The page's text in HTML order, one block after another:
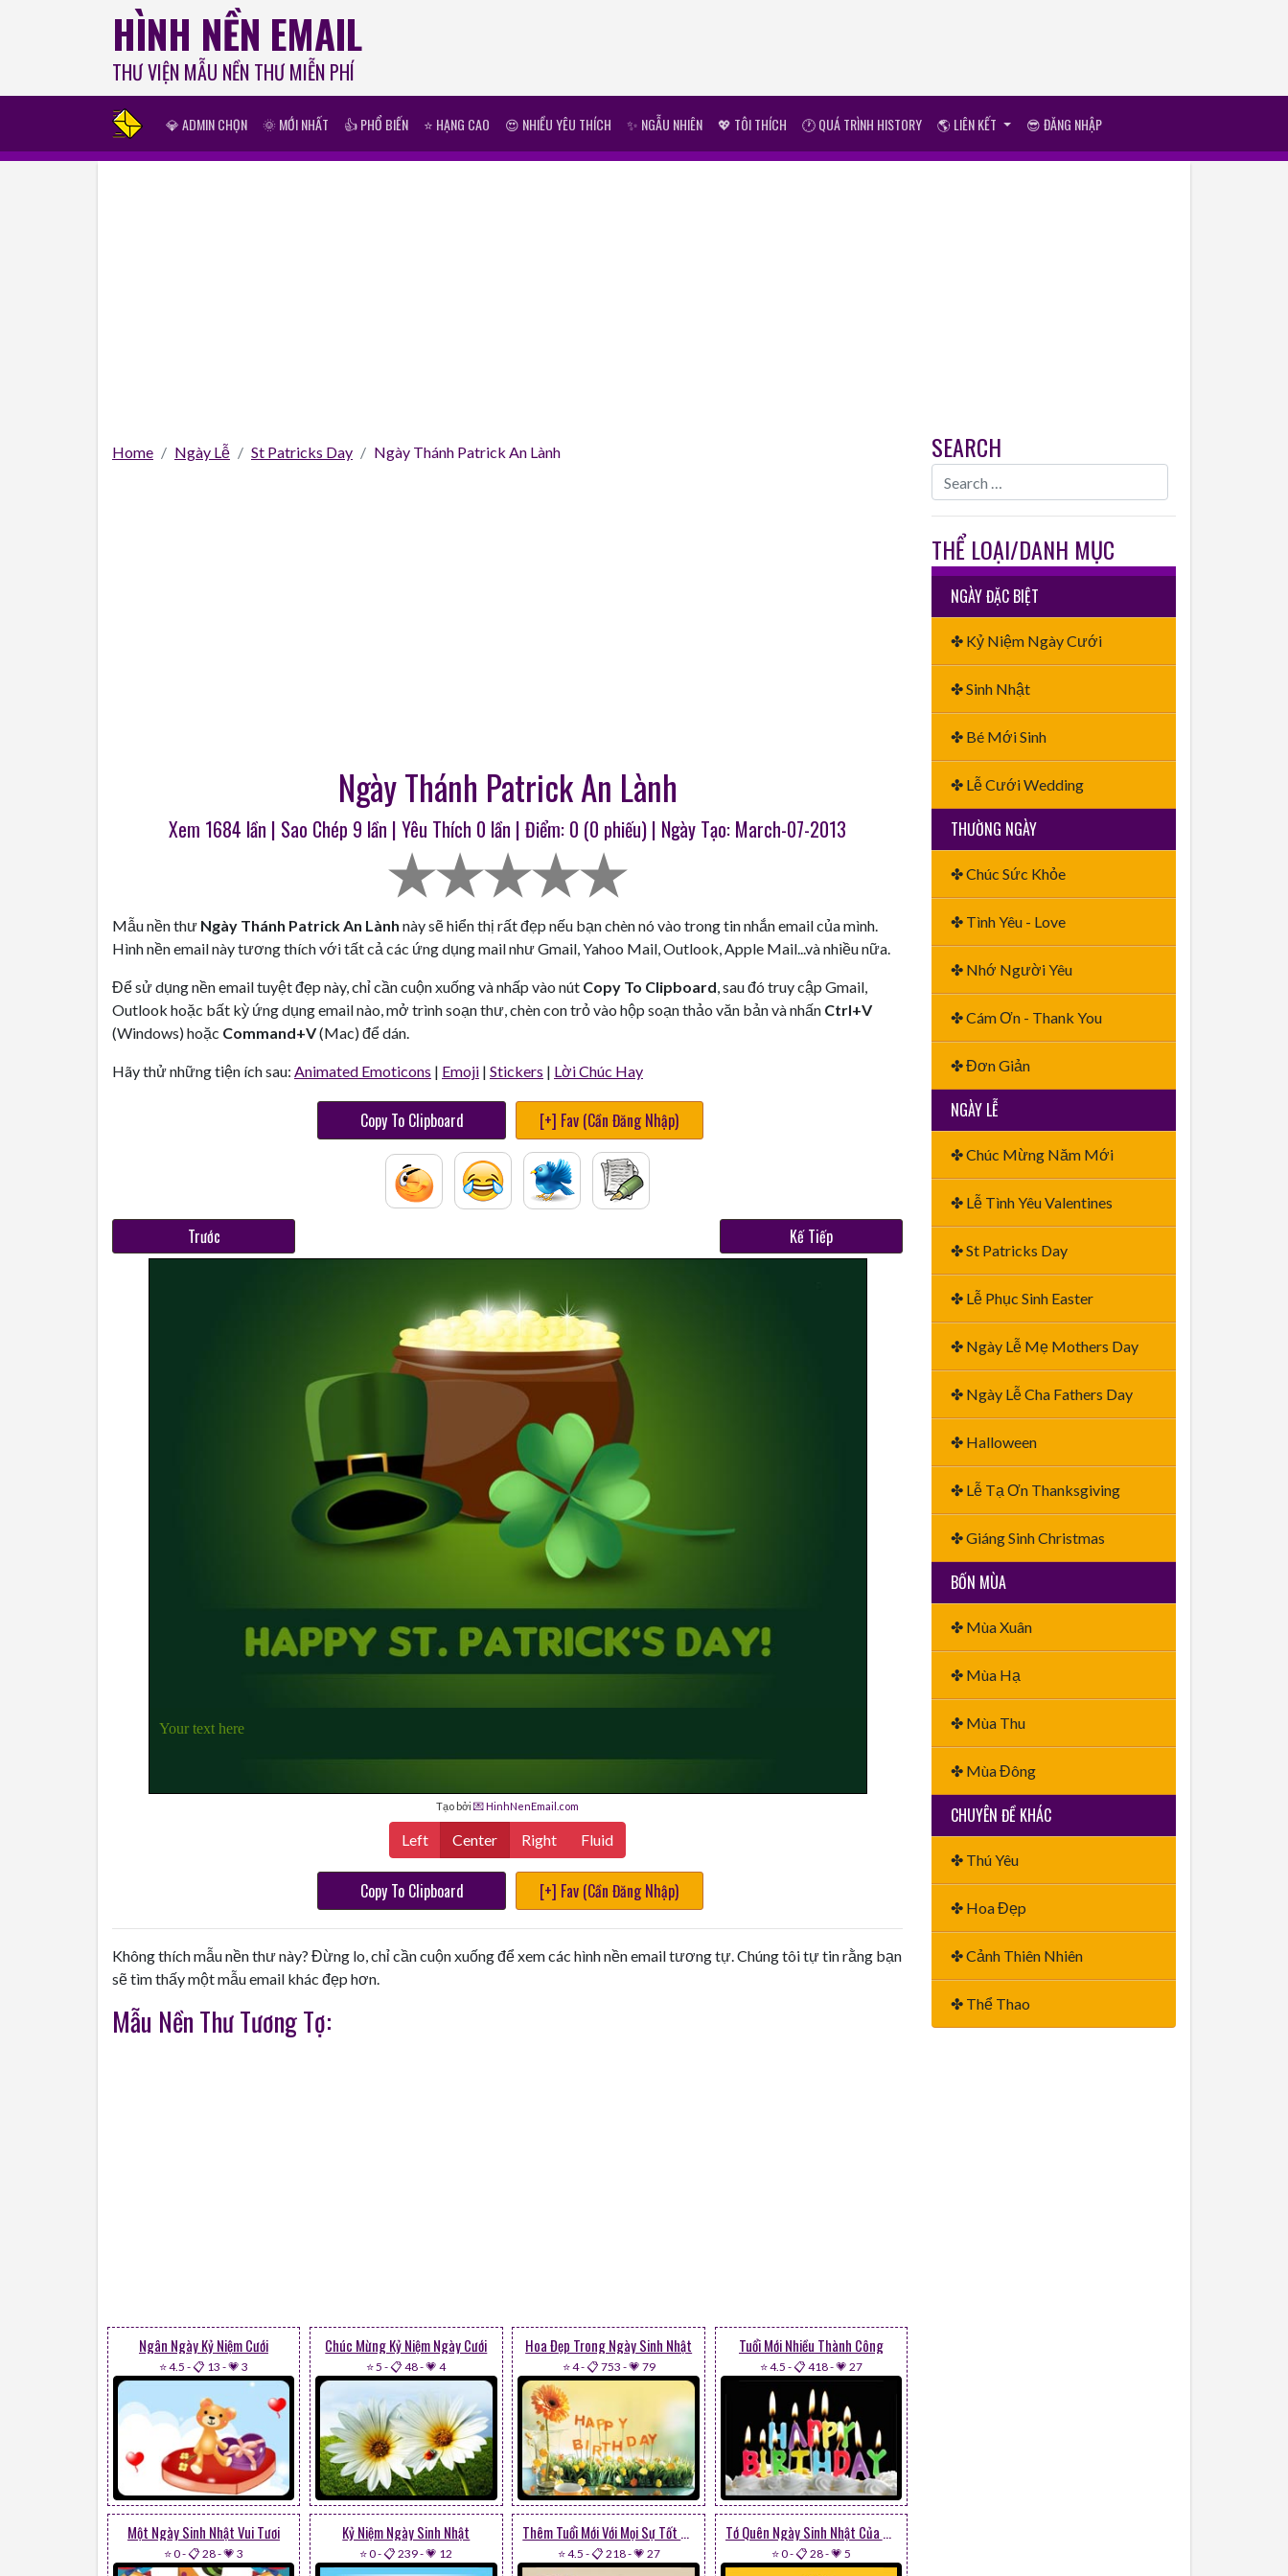
HÌNH NỀN EMAIL
THƯ VIỆN MẪU NỀN THƯ MIỄN PHÍ
💎 ADMIN CHỌN 🌞 MỚI NHẤT 👍 PHỔ BIẾN ⭐ HẠNG CAO 😍 NHIỀU YÊU THÍCH ✨ NGẪU NHIÊN 💖 TÔI THÍCH 🕐 QUÁ TRÌNH HISTORY 🌎 LIÊN KẾT 😎 ĐĂNG NHẬP
Home Ngày Lễ St Patricks Day Ngày Thánh Patrick An Lành
Ngày Thánh Patrick An Lành
Xem 1684 lần | Sao Chép 9 lần | Yêu Thích 0 lần | Điểm: 0 (0 phiếu) | Ngày Tạo: March-07-2013
Mẫu nền thư Ngày Thánh Patrick An Lành này sẽ hiển thị rất đẹp nếu bạn chèn nó vào trong tin nhắn email của mình.
Hình nền email này tương thích với tất cả các ứng dụng mail như Gmail, Yahoo Mail, Outlook, Apple Mail...và nhiều nữa.
Để sử dụng nền email tuyệt đẹp này, chỉ cần cuộn xuống và nhấp vào nút Copy To Clipboard, sau đó truy cập Gmail,
Outlook hoặc bất kỳ ứng dụng email nào, mở trình soạn thư, chèn con trỏ vào hộp soạn thảo văn bản và nhấn Ctrl+V
(Windows) hoặc Command+V(Mac) để dán.
Hãy thử những tiện ích sau: Animated Emoticons | Emoji | Stickers | Lời Chúc Hay
Copy To Clipboard [+] Fav (Cần Đăng Nhập)
Trước Kế Tiếp
Your text here
Tạo bởi 💌 HinhNenEmail.com
Left Center Right Fluid
Copy To Clipboard [+] Fav (Cần Đăng Nhập)
Không thích mẫu nền thư này? Đừng lo, chỉ cần cuộn xuống để xem các hình nền email tương tự. Chúng tôi tự tin rằng bạn
sẽ tìm thấy một mẫu email khác đẹp hơn.
Mẫu Nền Thư Tương Tợ:
Ngân Ngày Kỷ Niệm Cưới
⭐ 4.5 -📋 13 -💗 3
Chúc Mừng Kỷ Niệm Ngày Cưới
⭐ 5 -📋 48-💗 4
Hoa Đẹp Trong Ngày Sinh Nhật
⭐ 4-📋 753 -💗 79
Tuổi Mới Nhiều Thành Công
⭐ 4.5 -📋 418-💗 27
Một Ngày Sinh Nhật Vui Tươi
⭐ 0-📋 28-💗 3
Kỷ Niệm Ngày Sinh Nhật
⭐ 0-📋 239-💗 12
Thêm Tuổi Mới Với Mọi Sự Tốt Lành
⭐ 4.5 -📋 218-💗 27
Tớ Quên Ngày Sinh Nhật Của Bạn Rồi
⭐ 0-📋 28-💗 5
SEARCH
THỂ LOẠI/DANH MỤC
NGÀY ĐẶC BIỆT
✤ Kỷ Niệm Ngày Cưới
✤ Sinh Nhật
✤ Bé Mới Sinh
✤ Lễ Cưới Wedding
THƯỜNG NGÀY
✤ Chúc Sức Khỏe
✤ Tình Yêu - Love
✤ Nhớ Người Yêu
✤ Cám Ơn - Thank You
✤ Đơn Giản
NGÀY LỄ
✤ Chúc Mừng Năm Mới
✤ Lễ Tình Yêu Valentines
✤ St Patricks Day
✤ Lễ Phục Sinh Easter
✤ Ngày Lễ Mẹ Mothers Day
✤ Ngày Lễ Cha Fathers Day
✤ Halloween
✤ Lễ Tạ Ơn Thanksgiving
✤ Giáng Sinh Christmas
BỐN MÙA
✤ Mùa Xuân
✤ Mùa Hạ
✤ Mùa Thu
✤ Mùa Đông
CHUYÊN ĐỀ KHÁC
✤ Thú Yêu
✤ Hoa Đẹp
✤ Cảnh Thiên Nhiên
✤ Thể Thao